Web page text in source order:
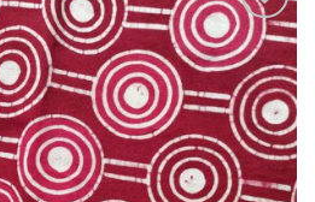
Ajouter
à la liste
de
souhaits